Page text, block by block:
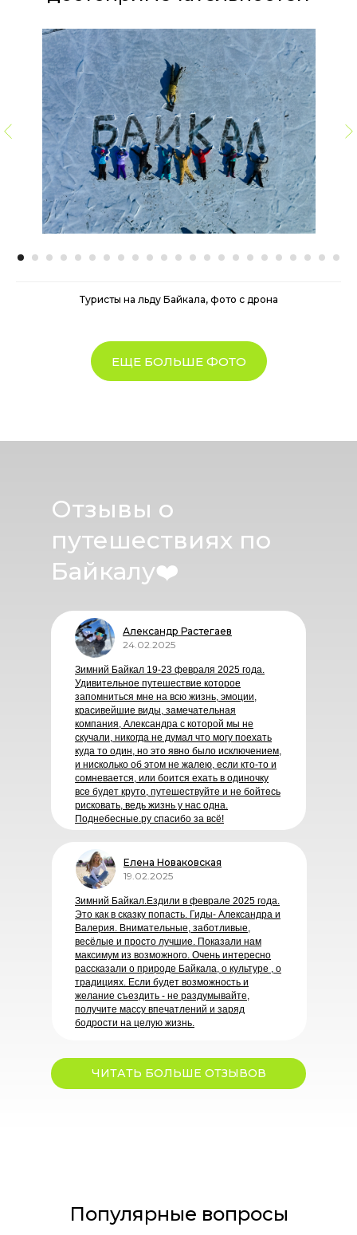
Туристы на льду Байкала, фото с дрона
ЕЩЕ БОЛЬШЕ ФОТО
Александр Растегаев
Зимний Байкал 19-23 февраля 2025 года.
Удивительное путешествие которое
запомниться мне на всю жизнь, эмоции,
красивейшие виды, замечательная
компания, Александра с которой мы не
скучали, никогда не думал что могу поехать
куда то один, но это явно было исключением,
и нисколько об этом не жалею, если кто-то и
сомневается, или боится ехать в одиночку
все будет круто, путешествуйте и не бойтесь
рисковать, ведь жизнь у нас одна.
Поднебесные.ру спасибо за всё!
24.02.2025
Зимний Байкал.Ездили в феврале 2025 года.
Это как в сказку попасть. Гиды- Александра и
Валерия. Внимательные, заботливые,
весёлые и просто лучшие. Показали нам
максимум из возможного. Очень интересно
рассказали о природе Байкала, о культуре , о
традициях. Если будет возможность и
желание съездить - не раздумывайте,
получите массу впечатлений и заряд
бодрости на целую жизнь.
19.02.2025
Елена Новаковская
Отзывы о
путешествиях по
Байкалу❤️
ЧИТАТЬ БОЛЬШЕ ОТЗЫВОВ
Популярные вопросы